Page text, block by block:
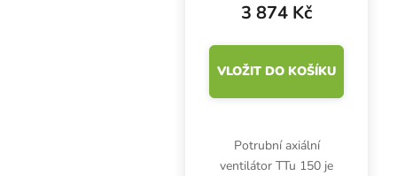
3 874 Kč
VLOŽIT DO KOŠÍKU
Potrubní axiální
ventilátor TTu 150 je